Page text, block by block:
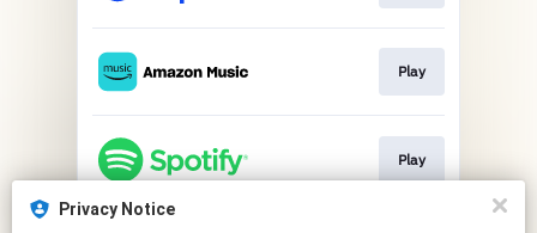
Play
Play
Privacy Notice